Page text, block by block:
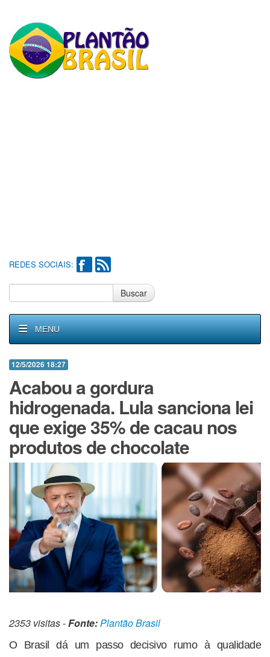
REDES SOCIAIS:
Buscar
MENU
12/5/2026 18:27
Acabou a gordura
hidrogenada. Lula sanciona lei
que exige 35% de cacau nos
produtos de chocolate
2353 visitas -Fonte:Plantão Brasil
O Brasil dá um passo decisivo rumo à qualidade